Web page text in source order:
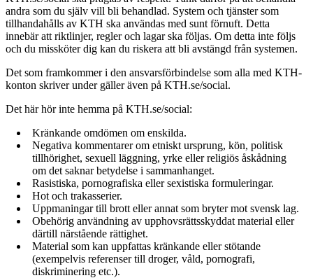
andra som du själv vill bli behandlad. System och tjänster som
tillhandahålls av KTH ska användas med sunt förnuft. Detta
innebär att riktlinjer, regler och lagar ska följas. Om detta inte följs
och du missköter dig kan du riskera att bli avstängd från systemen.
Det som framkommer i den ansvarsförbindelse som alla med KTH-
konton skriver under gäller även på KTH.se/social.
Det här hör inte hemma på KTH.se/social:
Kränkande omdömen om enskilda.
Negativa kommentarer om etniskt ursprung, kön, politisk
tillhörighet, sexuell läggning, yrke eller religiös åskådning
om det saknar betydelse i sammanhanget.
Rasistiska, pornografiska eller sexistiska formuleringar.
Hot och trakasserier.
Uppmaningar till brott eller annat som bryter mot svensk lag.
Obehörig användning av upphovsrättsskyddat material eller
därtill närstående rättighet.
Material som kan uppfattas kränkande eller stötande
(exempelvis referenser till droger, våld, pornografi,
diskriminering etc.).